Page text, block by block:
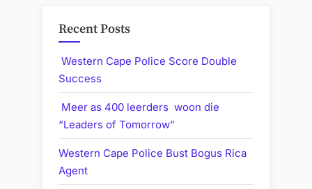
Recent Posts
Western Cape Police Score Double
Success
Meer as 400 leerders woon die
“Leaders of Tomorrow”
Western Cape Police Bust Bogus Rica
Agent